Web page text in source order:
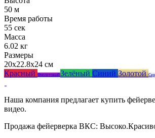
50 м
Время работы
55 сек
Масса
6.02 кг
Размеры
20x22.8x24 см
Красный Фиолетовый Зелёный Синий Золотой
Наша компания предлагает купить
видео.
Продажа фейерверка ВКС: